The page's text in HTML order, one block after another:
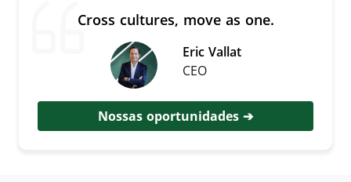
Cross cultures, move as one.
Eric Vallat
CEO
Nossas oportunidades